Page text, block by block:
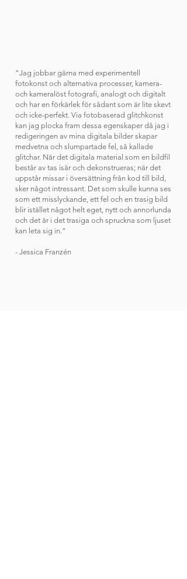
“Jag jobbar gärna med experimentell
fotokonst och alternativa processer, kamera-
och kameralöst fotografi, analogt och digitalt
och har en förkärlek för sådant som är lite skevt
och icke-perfekt. Via fotobaserad glitchkonst
kan jag plocka fram dessa egenskaper då jag i
redigeringen av mina digitala bilder skapar
medvetna och slumpartade fel, så kallade
glitchar. När det digitala material som en bildfil
består av tas isär och dekonstrueras; när det
uppstår missar i översättning från kod till bild,
sker något intressant. Det som skulle kunna ses
som ett misslyckande, ett fel och en trasig bild
blir istället något helt eget, nytt och annorlunda
och det är i det trasiga och spruckna som ljuset
kan leta sig in.“
- Jessica Franzén